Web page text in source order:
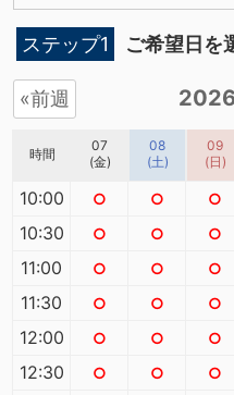
ステップ1 ご希望日を
«前週
時間
10:00
10:30
11:00
11:30
12:00
12:30
07
(金)
○
○
○
○
○
○
08
(土)
○
○
○
○
○
○
09
(日)
○
○
○
○
○
○